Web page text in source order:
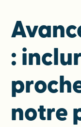
:
notre